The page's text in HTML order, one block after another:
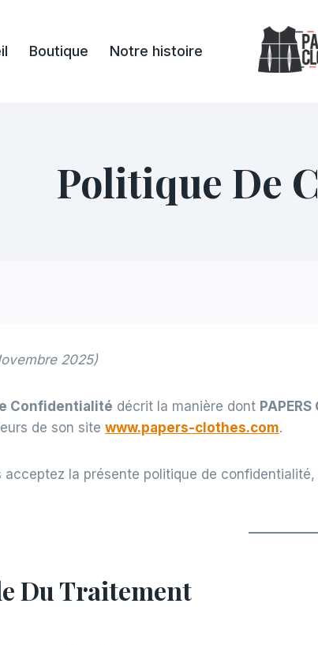
Boutique Notre histoire
Politique De
2025)
Confidentialité décrit la manière dont PAPERS
de son site www.papers-clothes.com.
acceptez la présente politique de
Du Traitement